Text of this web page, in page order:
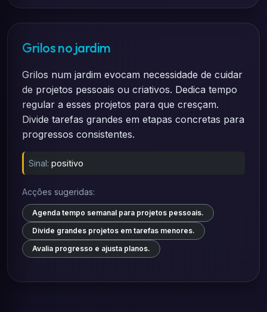
Grilos no jardim
Grilos num jardim evocam necessidade de cuidar
de projetos pessoais ou criativos. Dedica tempo
regular a esses projetos para que cresçam.
Divide tarefas grandes em etapas concretas para
progressos consistentes.
Sinal: positivo
Acções sugeridas:
Agenda tempo semanal para projetos pessoais.
Divide grandes projetos em tarefas menores.
Avalia progresso e ajusta planos.